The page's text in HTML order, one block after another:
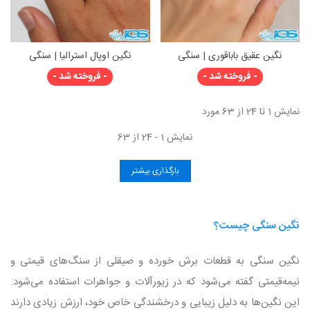
نگین عقیق باباقوری | سنگی
کمیاب، محافظ و پرقدرت
- فروخته شد -
نگین اوپال استرالیا | سنگی
درخشان و کمیاب با بازی رنگ
بی‌نظیر
- فروخته شد -
نمایش 1 تا 24 از 63 مورد
نمایش 1 - 24 از 63
بارگذاری بیشتر
نگین سنگی چیست؟
نگین سنگی به قطعات برش خورده و صیقلی از سنگ‌های قیمتی و
نیمه‌قیمتی گفته می‌شود که در زیورآلات و جواهرات استفاده می‌شود.
این نگین‌ها به دلیل زیبایی و درخشندگی خاص خود، ارزش زیادی دارند